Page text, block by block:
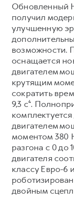
Обновленный
получил
улучшенную
возможности.
оснащается
двигателем
крутящим
сократить
9,3 с⁴.
двигателем
моментом 380
разгона с 0 до
двигателя
классу Евро-6
двойным